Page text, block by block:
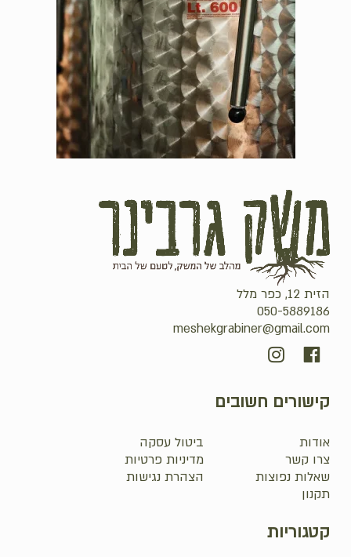
קטגוריות
קישורים חשובים
אודות
צרו קשר
שאלות נפוצות
תקנון
ביטול עסקה
מדיניות פרטיות
הצהרת נגישות
הזית 12, כפר מלל
050-5889186
meshekgrabiner@gmail.com